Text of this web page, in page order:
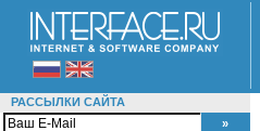
РАССЫЛКИ САЙТА